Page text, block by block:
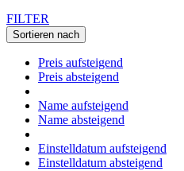
FILTER
Sortieren nach
Preis aufsteigend
Preis absteigend
Name aufsteigend
Name absteigend
Einstelldatum aufsteigend
Einstelldatum absteigend